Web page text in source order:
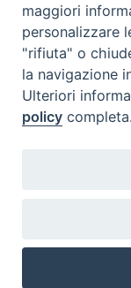
Ufficio Amministrativo,
maggiori
personalizzare
"rifiuta" o
la navigazione
Ulteriori
policy completa.